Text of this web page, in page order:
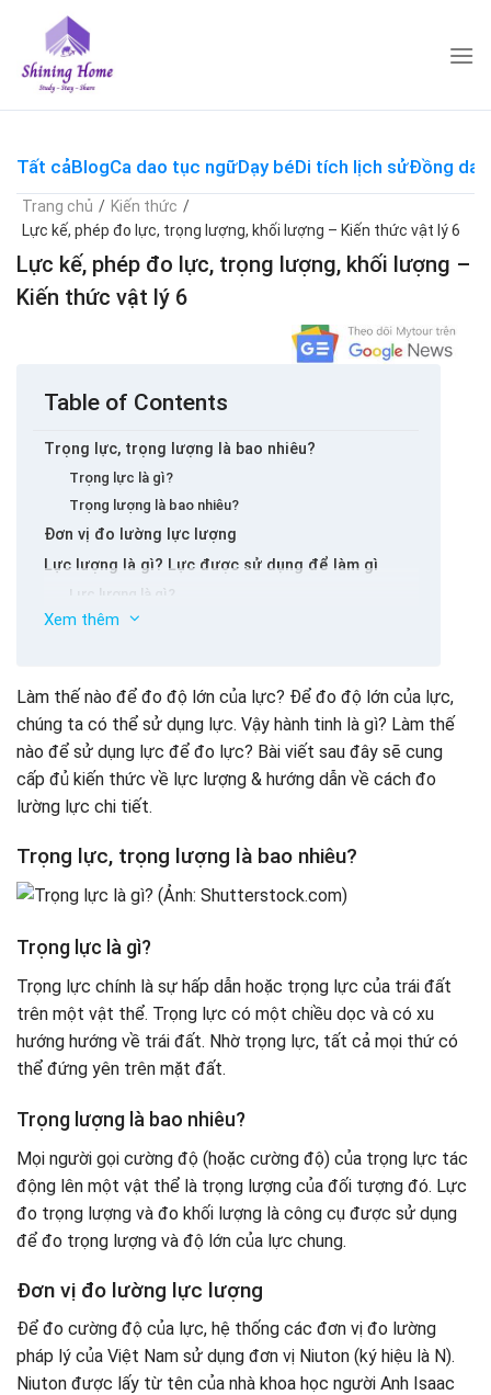
content
Tất cảBlogCa dao tục ngữDạy béDi tích lịch sửĐồng dao
Trang chủ / Kiến thức /
Lực kế, phép đo lực, trọng lượng, khối lượng – Kiến thức vật lý 6
Lực kế, phép đo lực, trọng lượng, khối lượng –
Kiến thức vật lý 6
Table of Contents
Trọng lực, trọng lượng là bao nhiêu?
Trọng lực là gì?
Trọng lượng là bao nhiêu?
Đơn vị đo lường lực lượng
Lực lượng là gì? Lực được sử dụng để làm gì
Lực lượng là gì?
Lực nào có thể được sử dụng để đo các lực?
Cách đo lực bằng một mét
Các bước để đo lực bằng một mét
Thực hành đo trọng lực của vật thể với lực lò xo
Công thức tiếp xúc giữa trọng lượng và khối lượng
Các câu hỏi và bài tập liên quan
Xem thêm
Làm thế nào để đo độ lớn của lực? Để đo độ lớn của lực,
chúng ta có thể sử dụng lực. Vậy hành tinh là gì? Làm thế
nào để sử dụng lực để đo lực? Bài viết sau đây sẽ cung
cấp đủ kiến ​​thức về lực lượng & hướng dẫn về cách đo
lường lực chi tiết.
Trọng lực, trọng lượng là bao nhiêu?
Trọng lực là gì?
Trọng lực chính là sự hấp dẫn hoặc trọng lực của trái đất
trên một vật thể. Trọng lực có một chiều dọc và có xu
hướng hướng về trái đất. Nhờ trọng lực, tất cả mọi thứ có
thể đứng yên trên mặt đất.
Trọng lượng là bao nhiêu?
Mọi người gọi cường độ (hoặc cường độ) của trọng lực tác
động lên một vật thể là trọng lượng của đối tượng đó. Lực
đo trọng lượng và đo khối lượng là công cụ được sử dụng
để đo trọng lượng và độ lớn của lực chung.
Đơn vị đo lường lực lượng
Để đo cường độ của lực, hệ thống các đơn vị đo lường
pháp lý của Việt Nam sử dụng đơn vị Niuton (ký hiệu là N).
Niuton được lấy từ tên của nhà khoa học người Anh Isaac